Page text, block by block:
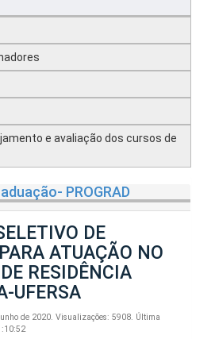
e avaliação dos cursos de
PROGRAD
DE
ATUAÇÃO NO
RESIDÊNCIA
UFERSA
de 2020. Visualizações: 5908. Última